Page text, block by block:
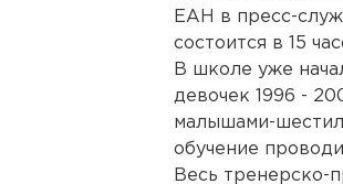
ЕАН в пресс-
состоится в 15
В школе уже
девочек 1996 -
малышами-
обучение
Весь тренерско-